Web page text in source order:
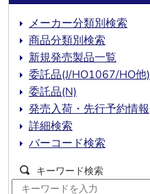
メーカー分類別検索
商品分類別検索
新規発売製品一覧
委託品(J/HO1067/HO他)
委託品(N)
発売入荷・先行予約情報
詳細検索
バーコード検索
キーワード検索